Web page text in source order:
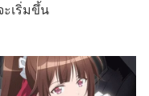
เริ่มขึ้น